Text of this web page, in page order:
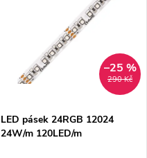
290 Kč
–25 %
LED pásek 24RGB 12024
24W/m 120LED/m